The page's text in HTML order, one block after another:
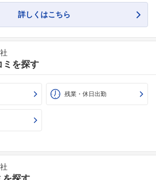
詳しくはこちら
ミを探す
残業・休日出勤